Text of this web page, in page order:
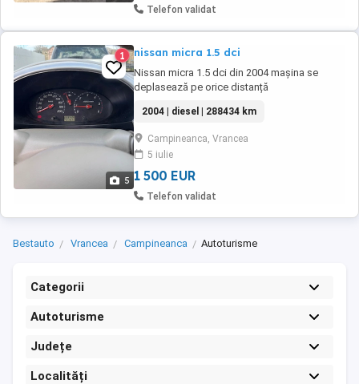
Telefon validat
5
1 nissan micra 1.5 dci
Nissan micra 1.5 dci din 2004 mașina se
deplasează pe orice distanță
2004 | diesel | 288434 km
Campineanca, Vrancea
5 iulie
1 500 EUR
Telefon validat
Bestauto Vrancea Campineanca Autoturisme
Categorii
Autoturisme
Județe
Localități